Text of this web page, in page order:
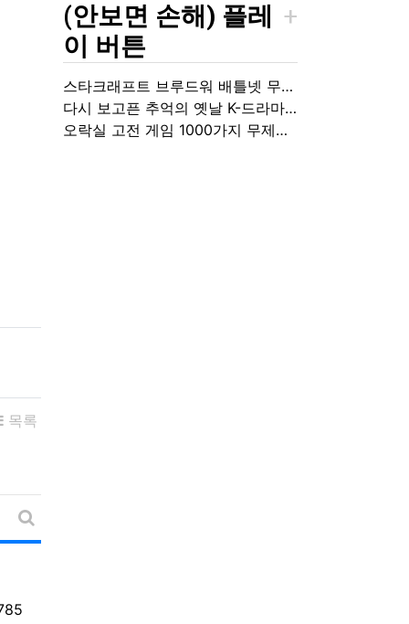
목록
게시물 정렬
게시판 검색
회
(안보면 손해) 플레
이 버튼
스타크래프트 브루드워 배틀넷 무료 플레이
다시 보고픈 추억의 옛날 K-드라마 정주행
오락실 고전 게임 1000가지 무제한 플레이